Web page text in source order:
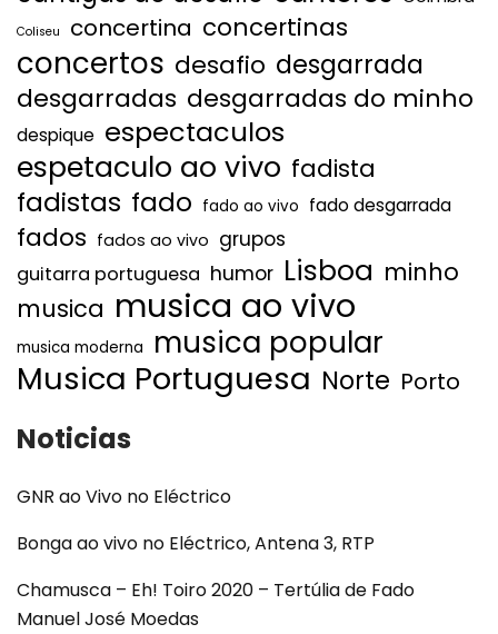
Coliseu concertina concertinas
concertos desafio desgarrada
desgarradas desgarradas do minho
despique espectaculos
espetaculo ao vivo fadista
fadistas fado fado ao vivo fado desgarrada
fados fados ao vivo grupos
guitarra portuguesa humor Lisboa minho
musica musica ao vivo
musica moderna musica popular
Musica Portuguesa Norte Porto
Noticias
GNR ao Vivo no Eléctrico
Bonga ao vivo no Eléctrico, Antena 3, RTP
Chamusca – Eh! Toiro 2020 – Tertúlia de Fado
Manuel José Moedas